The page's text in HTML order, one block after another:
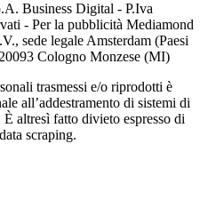
Business Digital - P.Iva
- Per la pubblicità Mediamond
sede legale Amsterdam (Paesi
Cologno Monzese (MI)
trasmessi e/o riprodotti è
all’addestramento di sistemi di
altresì fatto divieto espresso di
scraping.